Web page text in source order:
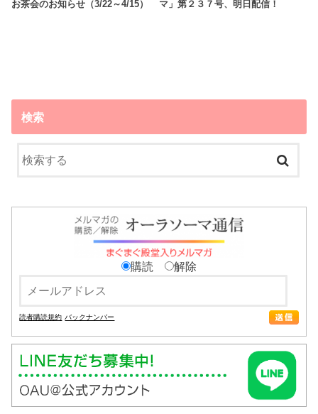
お茶会のお知らせ（3/22～4/15）
マ」第２３７号、明日配信！
検索
購読 解除
読者購読規約 バックナンバー